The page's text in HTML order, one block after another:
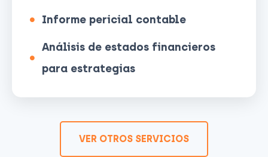
Informe pericial contable
Análisis de estados financieros
para estrategias
VER OTROS SERVICIOS